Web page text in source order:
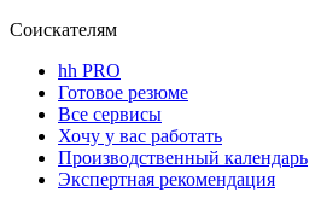
Соискателям
hh PRO
Готовое резюме
Все сервисы
Хочу у вас работать
Производственный календарь
Экспертная рекомендация